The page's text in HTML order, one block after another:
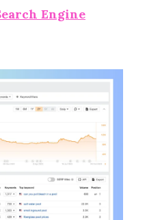
Engine